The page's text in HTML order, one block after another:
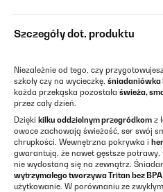
Szczegóły dot. produktu
Niezależnie od tego, czy
szkoły czy na wycieczkę, śniadaniówka
każda przekąska pozostała świeża,
przez cały dzień.
Dzięki kilku oddzielnym przegródkom z
owoce zachowają świeżość, ser swój
chrupkości. Wewnętrzna pokrywka i
gwarantują, że nawet gęstsze potrawy,
nie wydostaną się na zewnątrz.
wytrzymałego tworzywa Tritan bez BPA
użytkowanie. W porównaniu ze